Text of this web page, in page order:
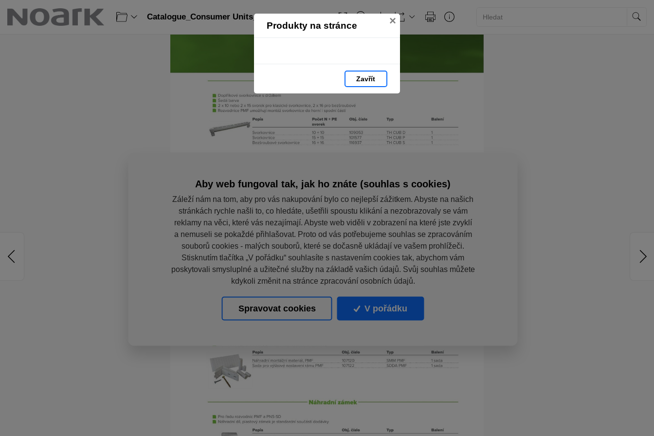
Produkty na stránce ×
Zavřít
Catalogue_Consumer Units_CZ: strana 45
Aby web fungoval tak, jak ho znáte (souhlas s cookies)
Záleží nám na tom, aby pro vás nakupování bylo co nejlepší zážitkem. Abyste na našich
stránkách rychle našli to, co hledáte, ušetřili spoustu klikání a nezobrazovaly se vám
reklamy na věci, které vás nezajímají. Abyste web viděli v zobrazení na které jste zvyklí
a nemuseli se pokaždé přihlašovat. Proto od vás potřebujeme souhlas se zpracováním
souborů cookies - malých souborů, které se dočasně ukládají ve vašem prohlížeči.
Stisknutím tlačítka „V pořádku“ souhlasíte s nastavením cookies tak, abychom vám
poskytovali smysluplné a užitečné služby na základě vašich údajů. Svůj souhlas můžete
kdykoli změnit na stránce zpracování osobních údajů.
Spravovat cookies V pořádku